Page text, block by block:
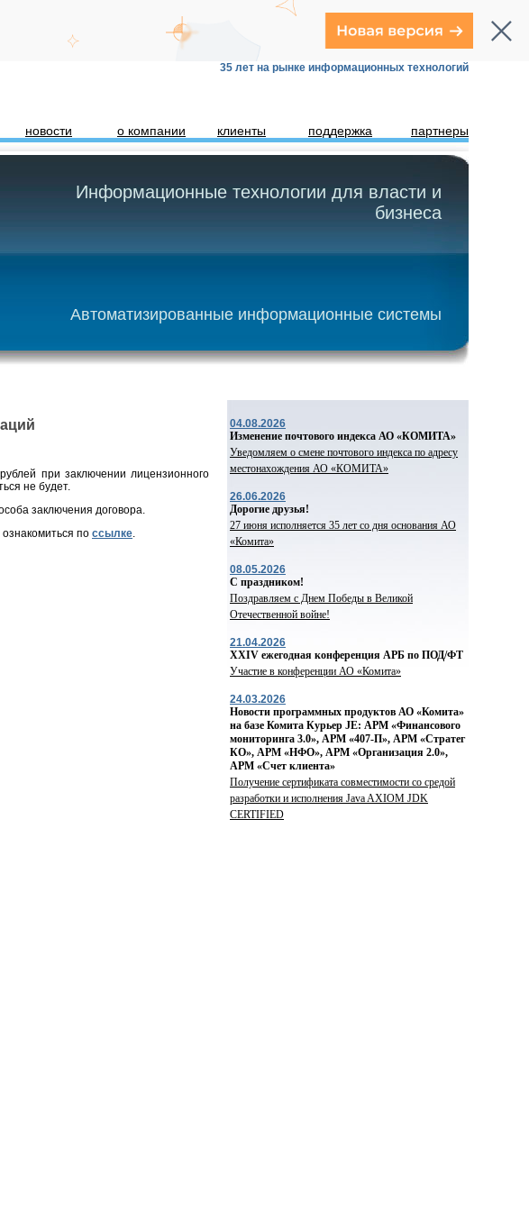
35 лет на рынке информационных технологий
новости о компании клиенты поддержка партнеры
Информационные технологии для власти и
бизнеса
Автоматизированные информационные системы
при заключении лицензионного
не будет.
заключения договора.
по ссылке.
04.08.2026
Изменение почтового индекса АО «КОМИТА»
Уведомляем о смене почтового индекса по адресу
местонахождения АО «КОМИТА»
26.06.2026
Дорогие друзья!
27 июня исполняется 35 лет со дня основания АО
«Комита»
08.05.2026
С праздником!
Поздравляем с Днем Победы в Великой
Отечественной войне!
21.04.2026
ХХIV ежегодная конференция АРБ по ПОД/ФТ
Участие в конференции АО «Комита»
24.03.2026
Новости программных продуктов АО «Комита»
на базе Комита Курьер JE: АРМ «Финансового
мониторинга 3.0», АРМ «407-П», АРМ «Стратег
КО», АРМ «НФО», АРМ «Организация 2.0»,
АРМ «Счет клиента»
Получение сертификата совместимости со средой
разработки и исполнения Java AXIOM JDK
CERTIFIED